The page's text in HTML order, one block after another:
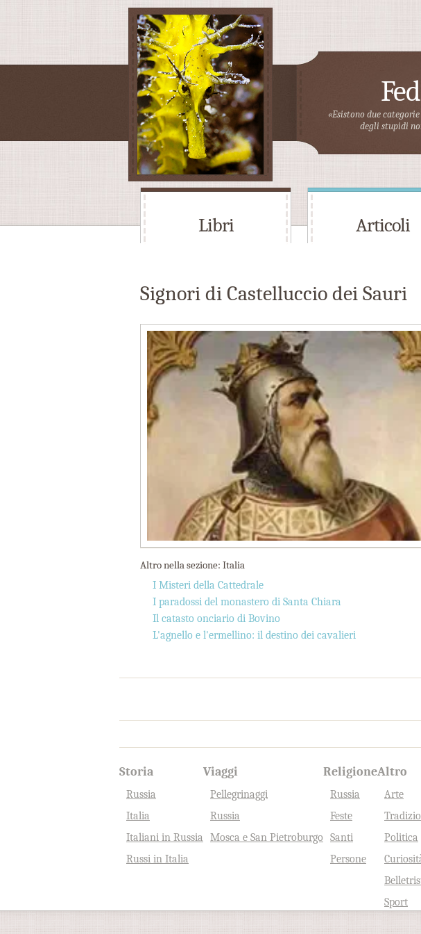
«Esistono due
degli stupidi
Libri Articoli
Signori di Castelluccio dei Sauri
Altro nella sezione: Italia
I Misteri della Cattedrale
I paradossi del monastero di Santa Chiara
Il catasto onciario di Bovino
L'agnello e l'ermellino: il destino dei cavalieri
Storia
Russia
Italia
Italiani in Russia
Russi in Italia
Viaggi
Pellegrinaggi
Russia
Mosca e San Pietroburgo
Religione
Russia
Feste
Santi
Persone
Altro
Arte
Politica
Sport